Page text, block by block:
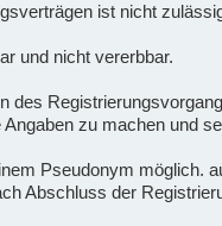
ist nicht
und nicht vererbbar.
des
zu machen und
Pseudonym möglich.
Abschluss der